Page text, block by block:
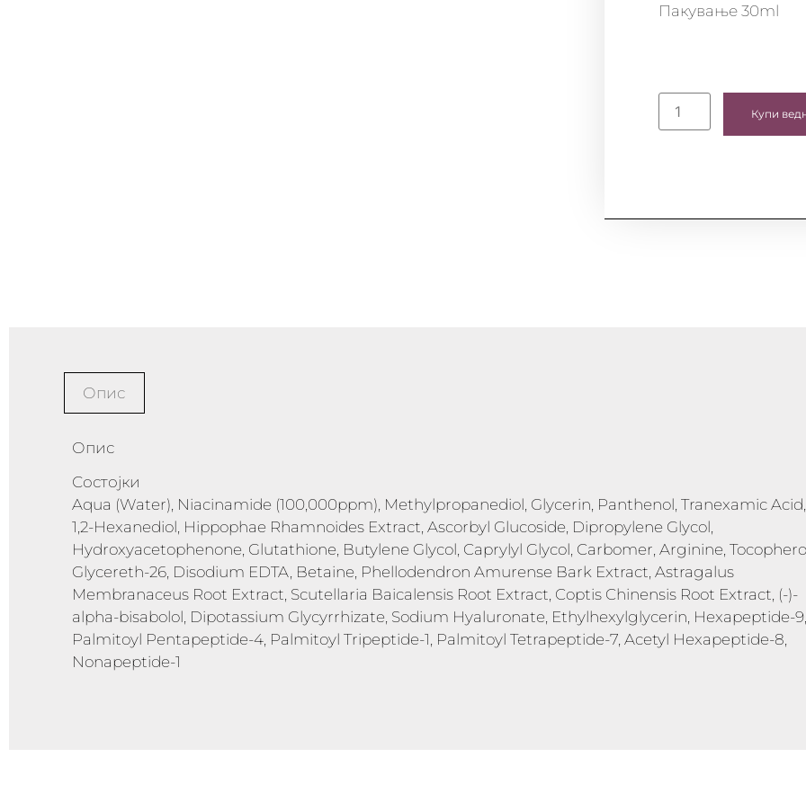
Пакување 30ml
Купи
Опис
Опис
Состојки
Aqua (Water), Niacinamide (100,000ppm), Methylpropanediol, Glycerin, Panthenol, Tranexamic Acid,
1,2-Hexanediol, Hippophae Rhamnoides Extract, Ascorbyl Glucoside, Dipropylene Glycol,
Hydroxyacetophenone, Glutathione, Butylene Glycol, Caprylyl Glycol, Carbomer, Arginine,
Glycereth-26, Disodium EDTA, Betaine, Phellodendron Amurense Bark Extract, Astragalus
Membranaceus Root Extract, Scutellaria Baicalensis Root Extract, Coptis Chinensis Root Extract, (-)-
alpha-bisabolol, Dipotassium Glycyrrhizate, Sodium Hyaluronate, Ethylhexylglycerin, Hexapeptide-9,
Palmitoyl Pentapeptide-4, Palmitoyl Tripeptide-1, Palmitoyl Tetrapeptide-7, Acetyl Hexapeptide-8,
Nonapeptide-1